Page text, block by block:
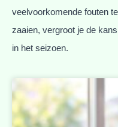
veelvoorkomende fouten
zaaien, vergroot je de
in het seizoen.